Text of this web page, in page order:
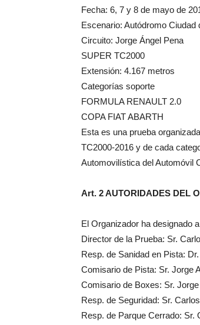
Fecha: 6, 7 y 8 de mayo de
Escenario: Autódromo
Circuito: Jorge Ángel Pena
SUPER TC2000
Extensión: 4.167 metros
Categorías soporte
FORMULA RENAULT 2.0
COPA FIAT ABARTH
Esta es una prueba
TC2000-2016 y de cada
Automovilística del Automóvil
Art. 2 AUTORIDADES DEL
El Organizador ha designado
Director de la Prueba: Sr.
Resp. de Sanidad en Pista:
Comisario de Pista: Sr. Jorge
Comisario de Boxes: Sr.
Resp. de Seguridad: Sr.
Resp. de Parque Cerrado: Sr.